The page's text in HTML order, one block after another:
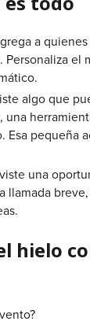
a
Personaliza el
algo que
una
Esa pequeña
una
llamada
hielo